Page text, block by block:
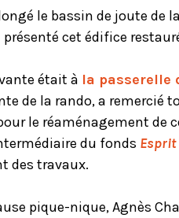
le bassin de joute de
présenté cet édifice
était à la passerelle
de la rando, a remercié
le réaménagement de
du fonds
des travaux.
pique-nique, Agnès